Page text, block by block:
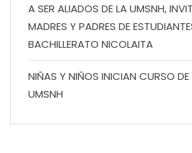
A SER ALIADOS DE LA UMSNH,
MADRES Y PADRES DE
BACHILLERATO NICOLAITA
NIÑAS Y NIÑOS INICIAN CURSO DE
UMSNH